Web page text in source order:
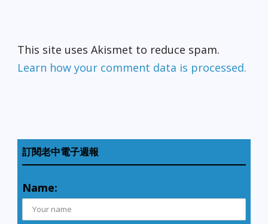
This site uses Akismet to reduce spam.
Learn how your comment data is processed.
訂閱老中電子週報
Name: